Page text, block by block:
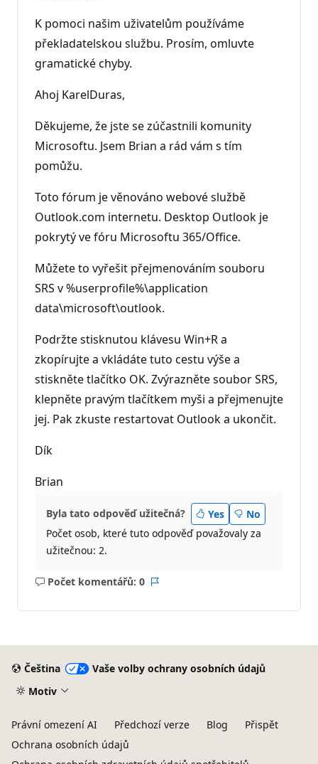
K pomoci našim uživatelům používáme
překladatelskou službu. Prosím, omluvte
gramatické chyby.
Ahoj KarelDuras,
Děkujeme, že jste se zúčastnili komunity
Microsoftu. Jsem Brian a rád vám s tím
pomůžu.
Toto fórum je věnováno webové službě
Outlook.com internetu. Desktop Outlook je
pokrytý ve fóru Microsoftu 365/Office.
Můžete to vyřešit přejmenováním souboru
SRS v %userprofile%\application
data\microsoft\outlook.
Podržte stisknutou klávesu Win+R a
zkopírujte a vkládáte tuto cestu výše a
stiskněte tlačítko OK. Zvýrazněte soubor SRS,
klepněte pravým tlačítkem myši a přejmenujte
jej. Pak zkuste restartovat Outlook a ukončit.
Dík
Brian
Byla tato odpověď užitečná? Yes
No
Počet osob, které tuto odpověď považovaly za
užitečnou: 2.
Počet komentářů: 0
Žádné
Čeština
Vaše volby ochrany osobních údajů
Motiv
Právní omezení AI Předchozí verze Blog
Přispět
Ochrana osobních údajů